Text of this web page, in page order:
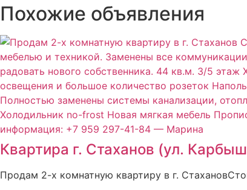
Похожие объявления
Квартира г. Стаханов (ул.
Продам 2-х комнатную квартиру в г.